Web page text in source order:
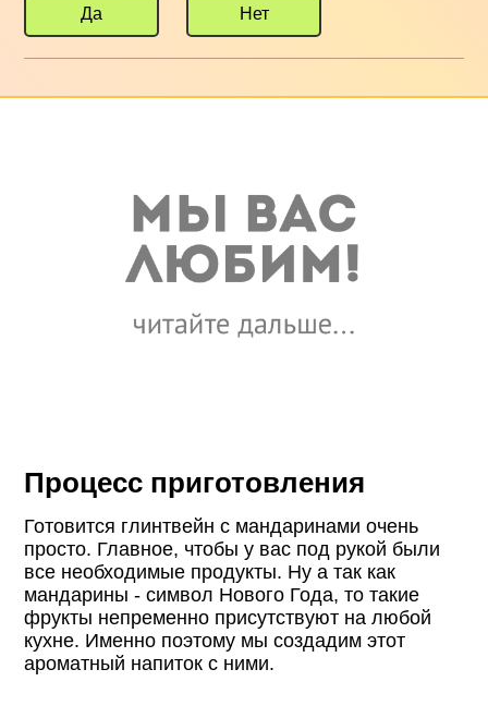
Да Нет
Процесс приготовления
Готовится глинтвейн с мандаринами очень
просто. Главное, чтобы у вас под рукой были
все необходимые продукты. Ну а так как
мандарины - символ Нового Года, то такие
фрукты непременно присутствуют на любой
кухне. Именно поэтому мы создадим этот
ароматный напиток с ними.